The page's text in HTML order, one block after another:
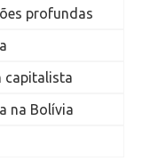
profundas
capitalista
na Bolívia